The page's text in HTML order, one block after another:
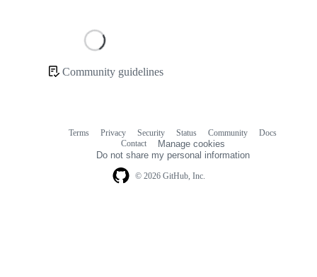
Community guidelines
© 2026 GitHub, Inc.
Terms Privacy Security Status Community
Docs
Contact
Manage cookies
Do not share my personal information